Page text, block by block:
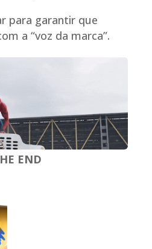
para garantir que
a “voz da marca”.
END